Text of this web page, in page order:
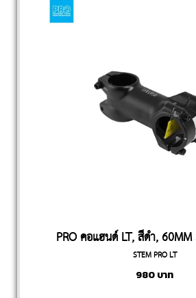
PRO คอแฮนด์ LT, สีดำ,
องศา
STEM PRO LT
980บาท